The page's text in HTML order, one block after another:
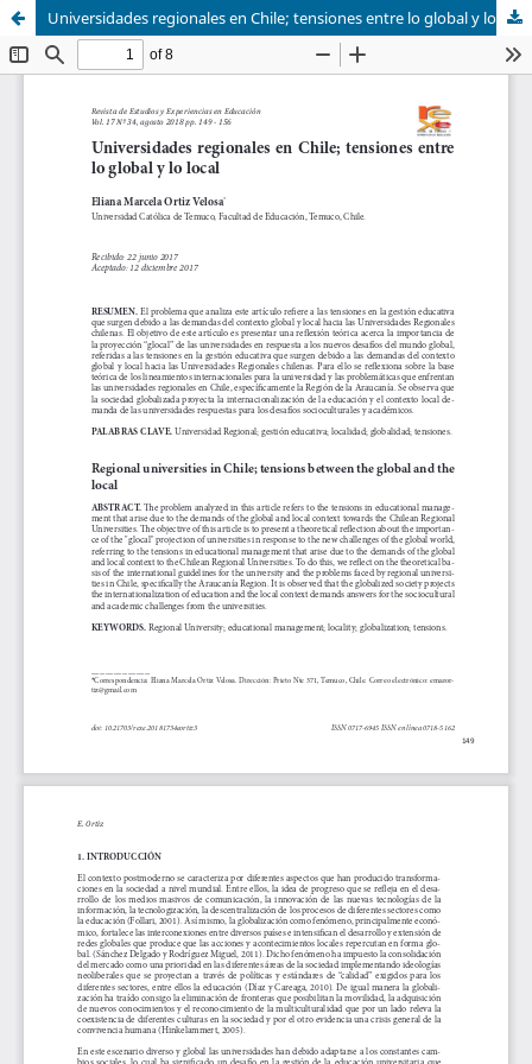
Universidades regionales en Chile; tensiones entre lo global y lo local